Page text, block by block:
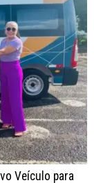
Veículo para